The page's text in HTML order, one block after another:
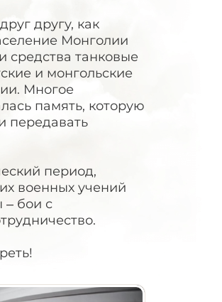
другу, как
Монголии
средства танковые
и монгольские
Многое
память, которую
передавать
период,
военных учений
– бои с